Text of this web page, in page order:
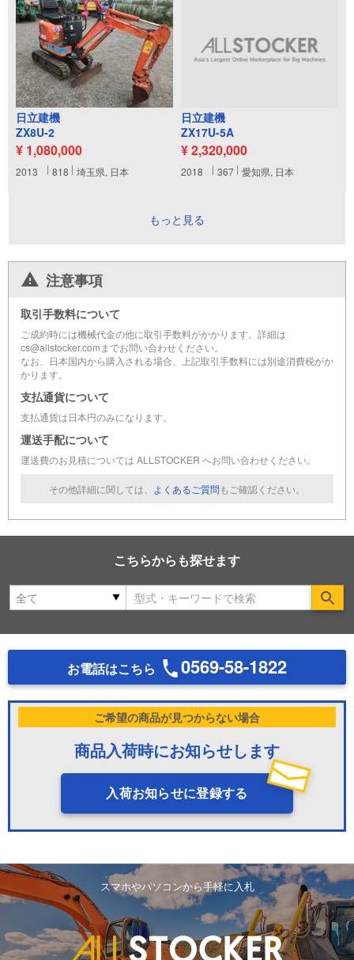
日立建機
ZX8U-2
¥ 1,080,000
2013 818 埼玉県, 日本
日立建機
ZX17U-5A
¥ 2,320,000
2018 367 愛知県, 日本
もっと見る
注意事項
取引手数料について
ご成約時には機械代金の他に取引手数料がかかります。詳細は
cs@allstocker.comまでお問い合わせください。
なお、日本国内から購入される場合、上記取引手数料には別途消費税がか
かります。
支払通貨について
支払通貨は日本円のみになります。
運送手配について
運送費のお見積については ALLSTOCKER へお問い合わせください。
その他詳細に関しては、 よくあるご質問もご確認ください。
こちらからも探せます
お電話はこちら 0569-58-1822
ご希望の商品が見つからない場合
商品入荷時にお知らせします
入荷お知らせに登録する
スマホやパソコンから手軽に入札